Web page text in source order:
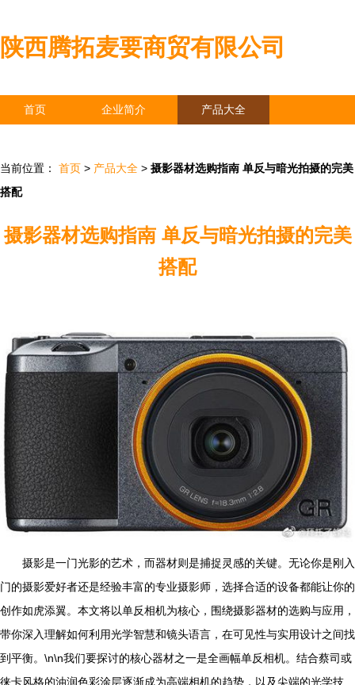
陕西腾拓麦要商贸有限公司
首页 企业简介 产品大全
当前位置： 首页 > 产品大全 > 摄影器材选购指南 单反与暗光拍摄的完美
搭配
摄影器材选购指南 单反与暗光拍摄的完美
搭配
摄影是一门光影的艺术，而器材则是捕捉灵感的关键。无论你是刚入
门的摄影爱好者还是经验丰富的专业摄影师，选择合适的设备都能让你的
创作如虎添翼。本文将以单反相机为核心，围绕摄影器材的选购与应用，
带你深入理解如何利用光学智慧和镜头语言，在可见性与实用设计之间找
到平衡。\n\n我们要探讨的核心器材之一是全画幅单反相机。结合蔡司或
徕卡风格的油润色彩涂层逐渐成为高端相机的趋势，以及尖端的光学技